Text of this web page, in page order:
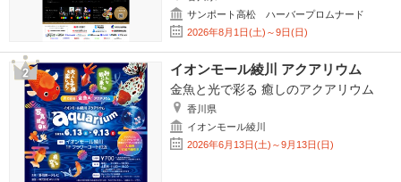
サンポート高松 ハーバープロムナード
2026年8月1日(土)～9日(日)
イオンモール綾川 アクアリウム
金魚と光で彩る 癒しのアクアリウム
香川県
イオンモール綾川
2026年6月13日(土)～9月13日(日)